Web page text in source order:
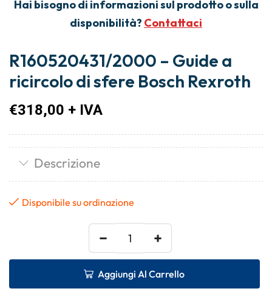
Hai bisogno di informazioni sul prodotto o sulla
disponibilità? Contattaci
R160520431/2000 – Guide a
ricircolo di sfere Bosch Rexroth
€318,00 + IVA
Descrizione
Disponibile su ordinazione
− +
Aggiungi Al Carrello